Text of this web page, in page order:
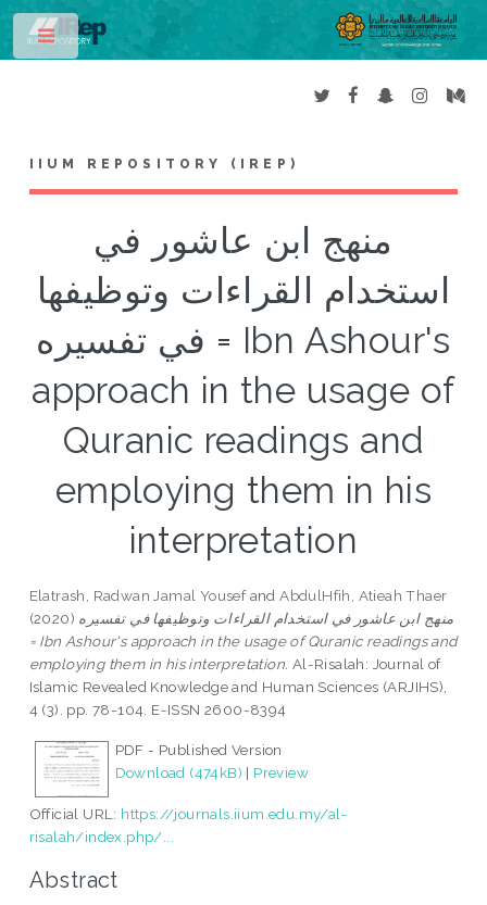
IIUM REPOSITORY (IREP)
منهج ابن عاشور في
استخدام القراءات وتوظيفها
في تفسيره = Ibn Ashour's
approach in the usage of
Quranic readings and
employing them in his
interpretation
Elatrash, Radwan Jamal YousefandAbdulHfih, Atieah Thaer
(2020) منهج ابن عاشور في استخدام القراءات وتوظيفها في تفسيره
= Ibn Ashour's approach in the usage of Quranic readings and
employing them in his interpretation. Al-Risalah: Journal of
Islamic Revealed Knowledge and Human Sciences (ARJIHS),
4 (3). pp. 78-104. E-ISSN 2600-8394
PDF - Published Version
Download (474kB) | Preview
Official URL: https://journals.iium.edu.my/al-
risalah/index.php/...
Abstract
Toggle